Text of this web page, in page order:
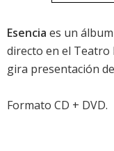
Esencia es un
directo en el Teatro
gira presentación de
Formato CD + DVD.